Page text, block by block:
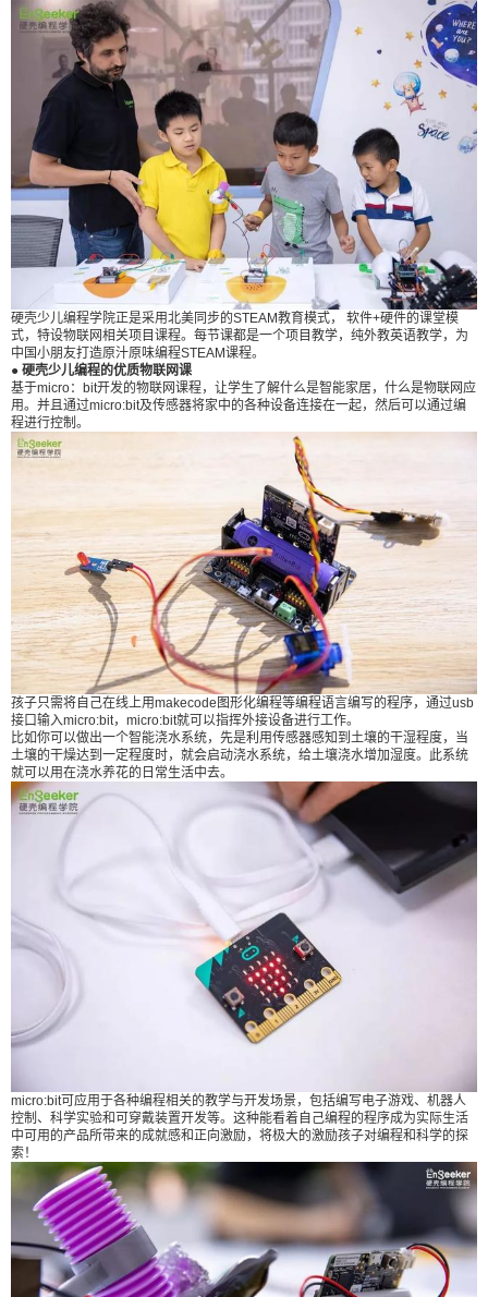
硬壳少儿编程学院正是采用北美同步的STEAM教育模式， 软件+硬件的课堂模
式，特设物联网相关项目课程。每节课都是一个项目教学，纯外教英语教学，为
中国小朋友打造原汁原味编程STEAM课程。
● 硬壳少儿编程的优质物联网课
基于micro：bit开发的物联网课程，让学生了解什么是智能家居，什么是物联网应
用。并且通过micro:bit及传感器将家中的各种设备连接在一起，然后可以通过编
程进行控制。
孩子只需将自己在线上用makecode图形化编程等编程语言编写的程序，通过usb
接口输入micro:bit，micro:bit就可以指挥外接设备进行工作。
比如你可以做出一个智能浇水系统，先是利用传感器感知到土壤的干湿程度，当
土壤的干燥达到一定程度时，就会启动浇水系统，给土壤浇水增加湿度。此系统
就可以用在浇水养花的日常生活中去。
micro:bit可应用于各种编程相关的教学与开发场景，包括编写电子游戏、机器人
控制、科学实验和可穿戴装置开发等。这种能看着自己编程的程序成为实际生活
中可用的产品所带来的成就感和正向激励，将极大的激励孩子对编程和科学的探
索！
2 元 5 元 10 元
20 50 自定义
付费内容
¥
6位以上